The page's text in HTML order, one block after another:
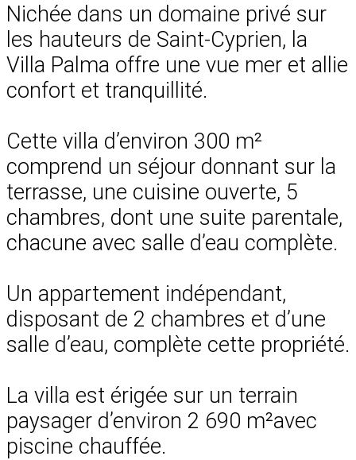
Nichée dans un domaine privé sur
les hauteurs de Saint-Cyprien, la
Villa Palma offre une vue mer et allie
confort et tranquillité.
Cette villa d’environ 300 m²
comprend un séjour donnant sur la
terrasse, une cuisine ouverte, 5
chambres, dont une suite parentale,
chacune avec salle d’eau complète.
Un appartement indépendant,
disposant de 2 chambres et d’une
salle d’eau, complète cette propriété.
La villa est érigée sur un terrain
paysager d’environ 2 690 m²avec
piscine chauffée.